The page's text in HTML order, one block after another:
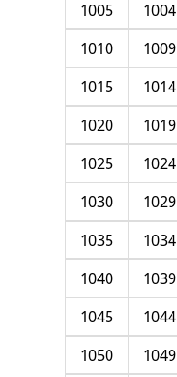
1004
1005
1009
1010
1014
1015
1019
1020
1024
1025
1029
1030
1034
1035
1039
1040
1044
1045
1049
1050